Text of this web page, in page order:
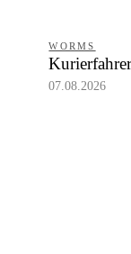
WORMS
07.08.2026